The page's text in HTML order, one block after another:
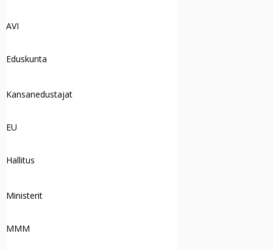
AVI
Eduskunta
Kansanedustajat
EU
Hallitus
Ministerit
MMM